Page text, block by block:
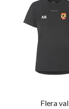
Flera val